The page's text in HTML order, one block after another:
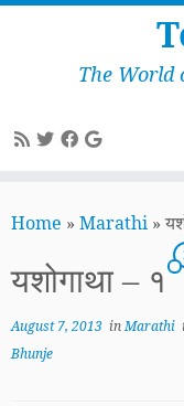
to
The World
Home » Marathi »
यशोगाथा – १
August 7, 2013 inMarathi
Bhunje